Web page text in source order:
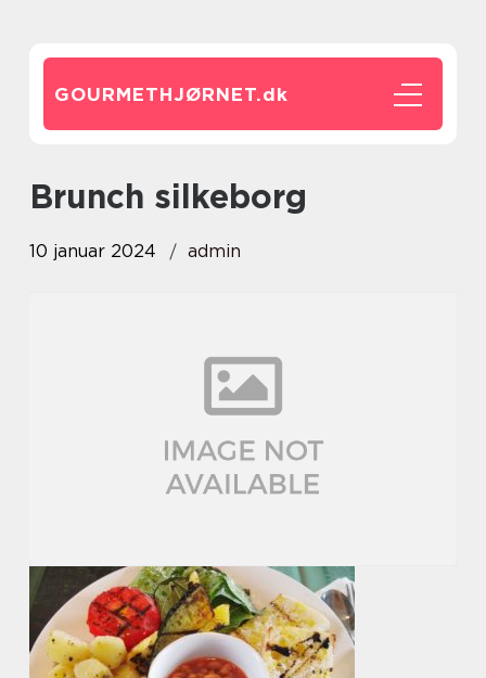
GOURMETHJØRNET.dk
brunch silkeborg
10 januar 2024 admin